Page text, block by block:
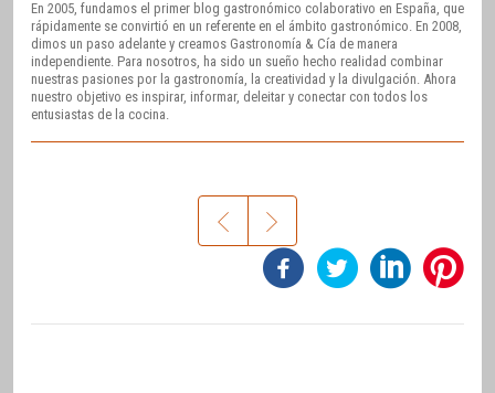
En 2005, fundamos el primer blog gastronómico colaborativo en España, que
rápidamente se convirtió en un referente en el ámbito gastronómico. En 2008,
dimos un paso adelante y creamos Gastronomía & Cía de manera
independiente. Para nosotros, ha sido un sueño hecho realidad combinar
nuestras pasiones por la gastronomía, la creatividad y la divulgación. Ahora
nuestro objetivo es inspirar, informar, deleitar y conectar con todos los
entusiastas de la cocina.